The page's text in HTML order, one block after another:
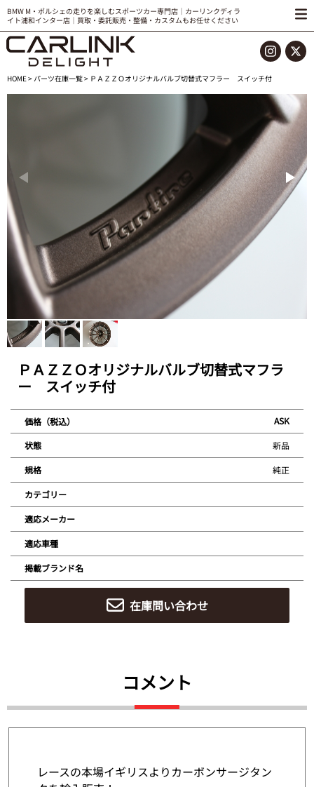
BMW M・ポルシェの走りを楽しむスポーツカー専門店｜カーリンクディラ
イト浦和インター店｜買取・委託販売・整備・カスタムもお任せください
HOME>パーツ在庫一覧> ＰＡＺＺＯオリジナルバルブ切替式マフラー スイッチ付
ＰＡＺＺＯオリジナルバルブ切替式マフラ
ー スイッチ付
価格（税込） ASK
状態 新品
規格 純正
カテゴリー
適応メーカー
適応車種
掲載ブランド名
在庫問い合わせ
コメント
レースの本場イギリスよりカーボンサージタン